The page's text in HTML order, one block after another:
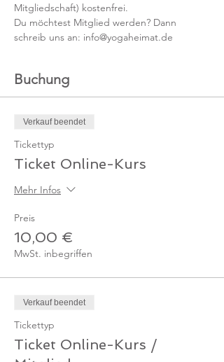
Mitgliedschaft) kostenfrei.
Du möchtest Mitglied werden? Dann
schreib uns an: info@yogaheimat.de
Buchung
Verkauf beendet
Tickettyp
Ticket Online-Kurs
Mehr Infos
Preis
10,00 €
MwSt. inbegriffen
Verkauf beendet
Tickettyp
Ticket Online-Kurs /